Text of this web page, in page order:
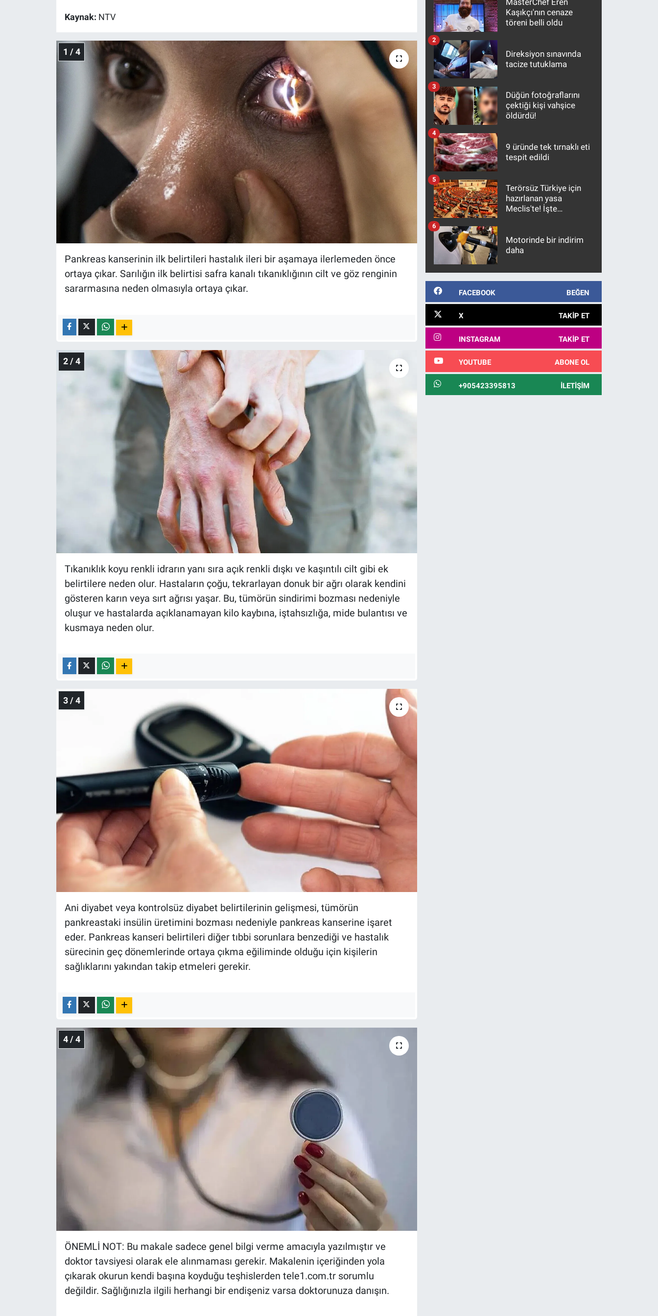
Kaynak: NTV
1 / 4
Pankreas kanserinin ilk belirtileri hastalık ileri bir aşamaya ilerlemeden önce
ortaya çıkar. Sarılığın ilk belirtisi safra kanalı tıkanıklığının cilt ve göz renginin
sararmasına neden olmasıyla ortaya çıkar.
2 / 4
Tıkanıklık koyu renkli idrarın yanı sıra açık renkli dışkı ve kaşıntılı cilt gibi ek
belirtilere neden olur. Hastaların çoğu, tekrarlayan donuk bir ağrı olarak kendini
gösteren karın veya sırt ağrısı yaşar. Bu, tümörün sindirimi bozması nedeniyle
oluşur ve hastalarda açıklanamayan kilo kaybına, iştahsızlığa, mide bulantısı ve
kusmaya neden olur.
3 / 4
Ani diyabet veya kontrolsüz diyabet belirtilerinin gelişmesi, tümörün
pankreastaki insülin üretimini bozması nedeniyle pankreas kanserine işaret
eder. Pankreas kanseri belirtileri diğer tıbbi sorunlara benzediği ve hastalık
sürecinin geç dönemlerinde ortaya çıkma eğiliminde olduğu için kişilerin
sağlıklarını yakından takip etmeleri gerekir.
4 / 4
ÖNEMLİ NOT: Bu makale sadece genel bilgi verme amacıyla yazılmıştır ve
doktor tavsiyesi olarak ele alınmaması gerekir. Makalenin içeriğinden yola
çıkarak okurun kendi başına koyduğu teşhislerden tele1.com.tr sorumlu
değildir. Sağlığınızla ilgili herhangi bir endişeniz varsa doktorunuza danışın.
MasterChef Eren
Kaşıkçı'nın cenaze
töreni belli oldu
Direksiyon sınavında
tacize tutuklama
2
Düğün fotoğraflarını
çektiği kişi vahşice
öldürdü!
3
9 üründe tek tırnaklı eti
tespit edildi
4
Terörsüz Türkiye için
hazırlanan yasa
Meclis'te! İşte
5
Motorinde bir indirim
daha
6
FACEBOOK BEĞEN
X TAKIP ET
INSTAGRAM TAKIP ET
YOUTUBE ABONE OL
+905423395813 İLETIŞIM
Gündem Özel
Günün görüntüsü
Ne demişti
Programlar
Türkiye'nin Geleceği